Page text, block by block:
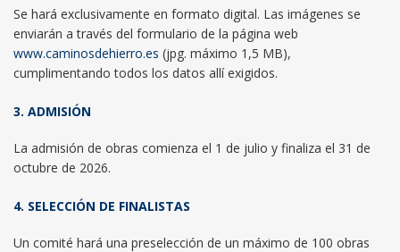
Se hará exclusivamente en formato digital. Las imágenes se
enviarán a través del formulario de la página web
www.caminosdehierro.es (jpg. máximo 1,5 MB),
cumplimentando todos los datos allí exigidos.
3. ADMISIÓN
La admisión de obras comienza el 1 de julio y finaliza el 31 de
octubre de 2026.
4. SELECCIÓN DE FINALISTAS
Un comité hará una preselección de un máximo de 100 obras